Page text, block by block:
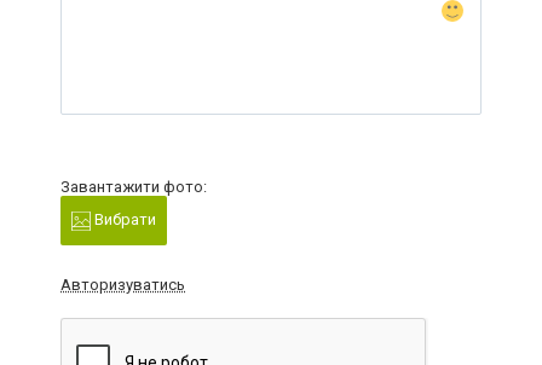
Завантажити фото:
Вибрати
Авторизуватись